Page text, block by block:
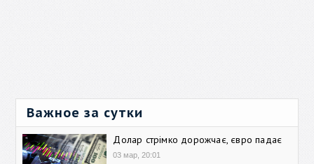
Важное за сутки
Долар стрімко дорожчає, євро падає
03 мар, 20:01